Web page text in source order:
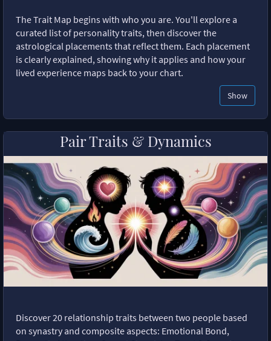
The Trait Map begins with who you are. You'll explore a
curated list of personality traits, then discover the
astrological placements that reflect them. Each placement
is clearly explained, showing why it applies and how your
lived experience maps back to your chart.
Show
Pair Traits & Dynamics
Discover 20 relationship traits between two people based
on synastry and composite aspects: Emotional Bond,